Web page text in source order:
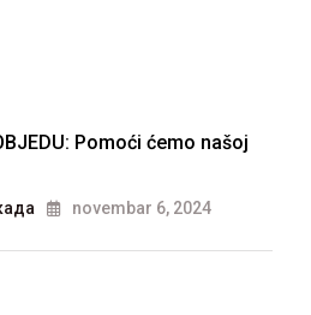
Pomoći ćemo našoj
novembar 6, 2024